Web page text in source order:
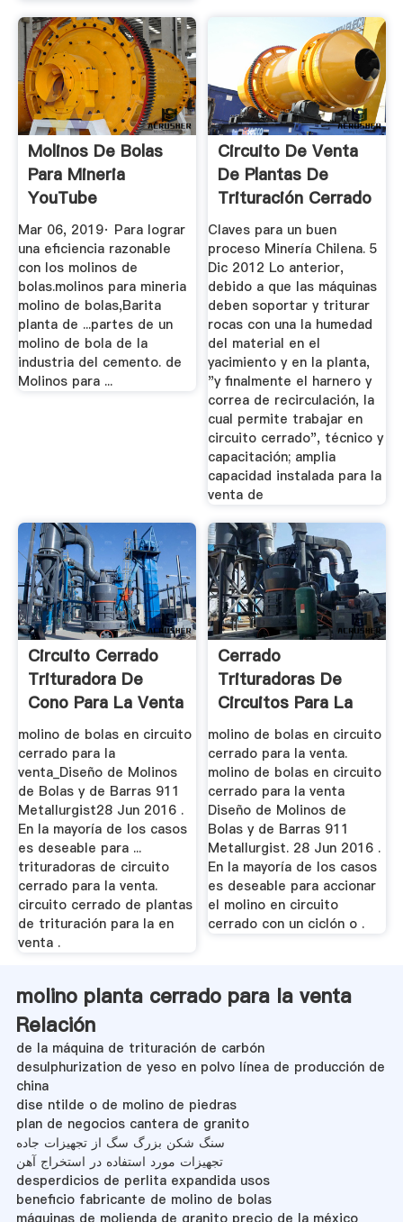
Molinos De Bolas
Para Mineria
YouTube
Mar 06, 2019· Para lograr
una eficiencia razonable
con los molinos de
bolas.molinos para mineria
molino de bolas,Barita
planta de ...partes de un
molino de bola de la
industria del cemento. de
Molinos para ...
Circuito De Venta
De Plantas De
Trituración Cerrado
Claves para un buen
proceso Minería Chilena. 5
Dic 2012 Lo anterior,
debido a que las máquinas
deben soportar y triturar
rocas con una la humedad
del material en el
yacimiento y en la planta,
"y finalmente el harnero y
correa de recirculación, la
cual permite trabajar en
circuito cerrado", técnico y
capacitación; amplia
capacidad instalada para la
venta de
Circuito Cerrado
Trituradora De
Cono Para La Venta
molino de bolas en circuito
cerrado para la
venta_Diseño de Molinos
de Bolas y de Barras 911
Metallurgist28 Jun 2016 .
En la mayoría de los casos
es deseable para ...
trituradoras de circuito
cerrado para la venta.
circuito cerrado de plantas
de trituración para la en
venta .
Cerrado
Trituradoras De
Circuitos Para La
Venta
molino de bolas en circuito
cerrado para la venta.
molino de bolas en circuito
cerrado para la venta
Diseño de Molinos de
Bolas y de Barras 911
Metallurgist. 28 Jun 2016 .
En la mayoría de los casos
es deseable para accionar
el molino en circuito
cerrado con un ciclón o .
molino planta cerrado para la venta
Relación
de la máquina de trituración de carbón
desulphurization de yeso en polvo línea de producción de
china
dise ntilde o de molino de piedras
plan de negocios cantera de granito
سنگ شکن بزرگ سگ از تجهیزات جاده
تجهیزات مورد استفاده در استخراج آهن
desperdicios de perlita expandida usos
beneficio fabricante de molino de bolas
máquinas de molienda de granito precio de la méxico